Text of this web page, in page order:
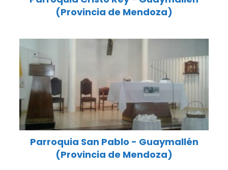
(Provincia de Mendoza)
Parroquia San Pablo - Guaymallén
(Provincia de Mendoza)